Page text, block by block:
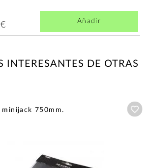
Añadir
INTERESANTES DE OTRAS
minijack 750mm.